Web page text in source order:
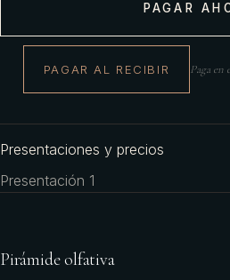
PAGAR
PAGAR AL RECIBIR Paga
Presentaciones y precios
Presentación 1
Pirámide olfativa